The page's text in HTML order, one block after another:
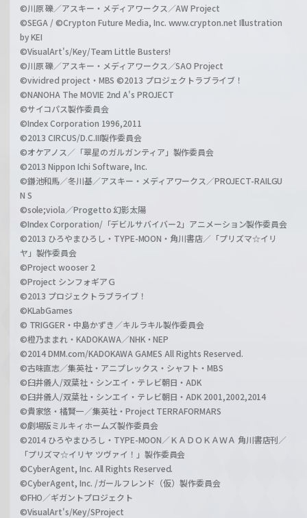
©川原 礫／アスキー・メディアワークス／AW Project
©SEGA / ©Crypton Future Media, Inc. www.crypton.net Illustration
by KEI
©VisualArt's/Key/Team Little Busters!
©川原 礫／アスキー・メディアワークス／SAO Project
©vividred project・MBS ©2013 プロジェクトラブライブ！
©NANOHA The MOVIE 2nd A's PROJECT
©サイコパス製作委員会
©Index Corporation 1996,2011
©2013 CIRCUS/D.C.III製作委員会
©オケアノス／「翠星のガルガンティア」製作委員会
©2013 Nippon Ichi Software, Inc.
©鎌池和馬／冬川基／アスキー・メディアワークス／PROJECT-RAILGU
N S
©sole;viola／Progetto 幻影太陽
©Index Corporation/「デビルサバイバー2」アニメーション製作委員会
©2013 ひろやまひろし・TYPE-MOON・角川書店／「プリズマ☆イリ
ヤ」製作委員会
©Project wooser 2
©Project シンフォギアＧ
©2013 プロジェクトラブライブ！
©KLabGames
© TRIGGER・中島かずき／キルラキル製作委員会
©橙乃ままれ・KADOKAWA／NHK・NEP
©2014 DMM.com/KADOKAWA GAMES All Rights Reserved.
©古味直志／集英社・アニプレックス・シャフト・MBS
©臼井儀人/双葉社・シンエイ・テレビ朝日・ADK
©臼井儀人/双葉社・シンエイ・テレビ朝日・ADK 2001,2002,2014
©貴家悠・橘賢一／集英社・Project TERRAFORMARS
©劇場版ミルキィホームズ製作委員会
©2014 ひろやまひろし・TYPE-MOON／ＫＡＤＯＫＡＷＡ 角川書店刊／
「プリズマ☆イリヤ ツヴァイ！」製作委員会
©CyberAgent, Inc. All Rights Reserved.
©CyberAgent, Inc. /ガールフレンド（仮）製作委員会
©FHO／ギガントプロジェクト
©VisualArt's/Key/SProject